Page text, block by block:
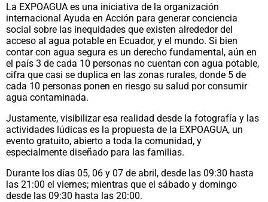
La EXPOAGUA es una iniciativa de la organización
internacional Ayuda en Acción para generar conciencia
social sobre las inequidades que existen alrededor del
acceso al agua potable en Ecuador, y el mundo. Si bien
contar con agua segura es un derecho fundamental, aún en
el país 3 de cada 10 personas no cuentan con agua potable,
cifra que casi se duplica en las zonas rurales, donde 5 de
cada 10 personas ponen en riesgo su salud por consumir
agua contaminada.
Justamente, visibilizar esa realidad desde la fotografía y las
actividades lúdicas es la propuesta de la EXPOAGUA, un
evento gratuito, abierto a toda la comunidad, y
especialmente diseñado para las familias.
Durante los días 05, 06 y 07 de abril, desde las 09:30 hasta
las 21:00 el viernes; mientras que el sábado y domingo
desde las 09:30 hasta las 20:00.